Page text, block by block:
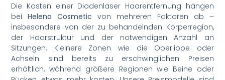
Die Kosten einer Diodenlaser Haarentfernung hängen
beiHelena Cosmetic von mehreren Faktoren ab –
insbesondere von der zu behandelnden Körperregion,
der Haarstruktur und der notwendigen Anzahl an
Sitzungen. Kleinere Zonen wie die Oberlippe oder
Achseln sind bereits zu erschwinglichen Preisen
erhältlich, während größere Regionen wie Beine oder